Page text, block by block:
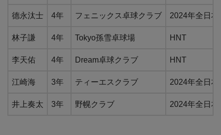
德永汰士 4年 フェニックス卓球クラブ 2024年全日
林子謙 4年 Tokyo孫雪卓球場 HNT
李天佑 4年 Dream卓球クラブ HNT
江崎海 3年 ティーエスクラブ 2024年全日
井上奏太 3年 野幌クラブ 2024年全日